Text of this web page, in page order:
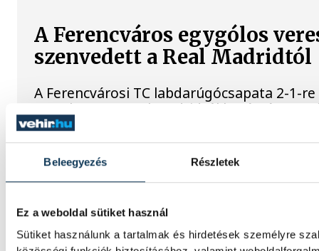
Beleegyezés Részletek
Ez a weboldal sütiket használ
Sütiket használunk a tartalmak és hirdetések személyre
A Ferencváros egygólos
szenvedett a Real Madridtól
A Ferencvárosi TC labdarúgócsapata 2-1-
szombaton a Real Madridtól barátságos
Groupama Arénában.
A korai piros lap
A veszprémi labdarúgócsapat 6–0-ra